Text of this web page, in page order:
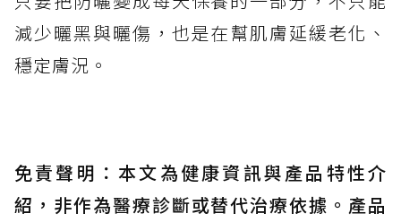
減少曬黑與曬傷，也是在幫肌膚延緩老化、
穩定膚況。
免責聲明：本文為健康資訊與產品特性介
紹，非作為醫療診斷或替代治療依據。產品